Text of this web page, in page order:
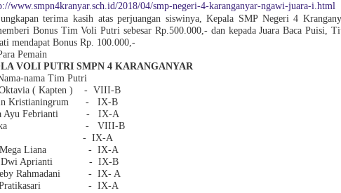
www.smpn4kranyar.sch.id/2018/04/smp-negeri-4-karanganyar-ngawi-juara-i.html
ungkapan terima kasih atas perjuangan siswinya, Kepala SMP Negeri 4
Bonus Tim Voli Putri sebesar Rp.500.000,- dan kepada Juara Baca Puisi,
mendapat Bonus Rp. 100.000,-
Pemain
VOLI PUTRI SMPN 4 KARANGANYAR
nama Tim Putri
( Kapten )
- VIII-B
Kristianingrum
-
IX-B
Ayu Febrianti
-
IX-A
-
VIII-B
- IX-A
Liana
- IX-A
Dwi Aprianti
- IX-B
Rahmadani
- IX- A
- IX-A